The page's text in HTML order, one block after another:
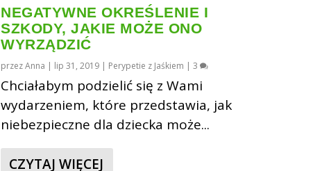
NEGATYWNE OKREŚLENIE I
SZKODY, JAKIE MOŻE ONO
WYRZĄDZIĆ
przezAnna | lip 31, 2019 | Perypetie z Jaśkiem |3
Chciałabym podzielić się z Wami
wydarzeniem, które przedstawia, jak
niebezpieczne dla dziecka może...
CZYTAJ WIĘCEJ